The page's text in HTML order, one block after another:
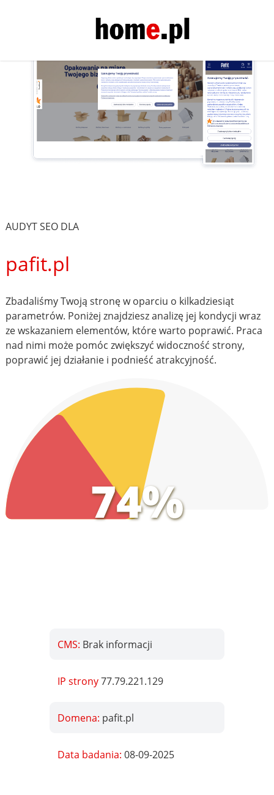
AUDYT SEO DLA
pafit.pl
Zbadaliśmy Twoją stronę w oparciu o kilkadziesiąt
parametrów. Poniżej znajdziesz analizę jej kondycji wraz
ze wskazaniem elementów, które warto poprawić. Praca
nad nimi może pomóc zwiększyć widoczność strony,
poprawić jej działanie i podnieść atrakcyjność.
74%
CMS: Brak informacji
IP strony77.79.221.129
Domena: pafit.pl
Data badania:08-09-2025